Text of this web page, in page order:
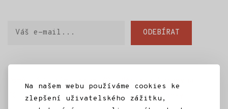
Na našem webu používáme cookies ke
zlepšení uživatelského zážitku,
ODEBÍRAT
SD Jilm Kino 70
Městská knihovna
IC Jilemnice
Projekty SD Jilm
Články